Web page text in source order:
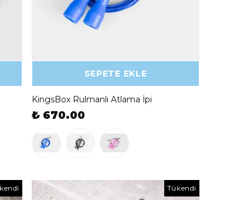
SEPETE EKLE
KingsBox Rulmanlı Atlama İpi
₺ 670.00
Tükendi